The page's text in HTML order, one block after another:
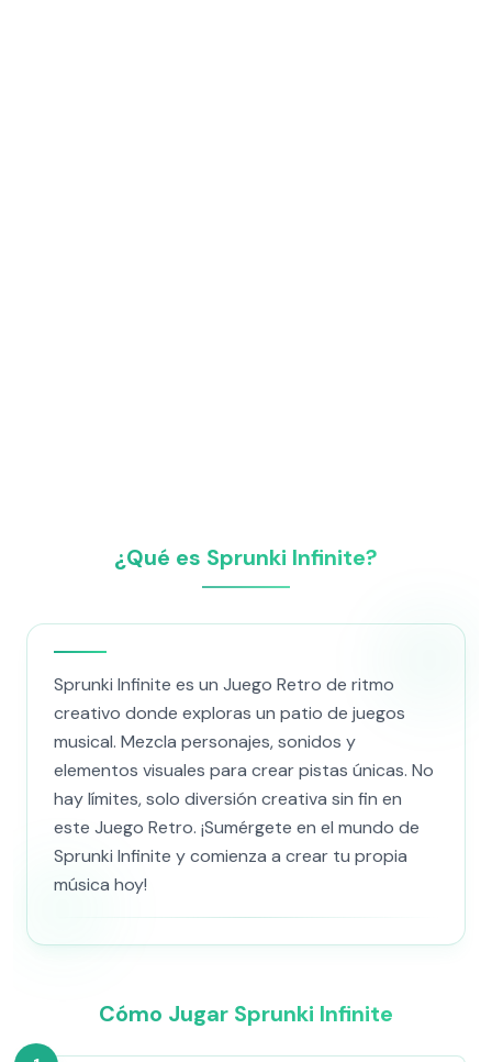
¿Qué es Sprunki Infinite?
Sprunki Infinite es un Juego Retro de ritmo
creativo donde exploras un patio de juegos
musical. Mezcla personajes, sonidos y
elementos visuales para crear pistas únicas. No
hay límites, solo diversión creativa sin fin en
este Juego Retro. ¡Sumérgete en el mundo de
Sprunki Infinite y comienza a crear tu propia
música hoy!
Cómo Jugar Sprunki Infinite